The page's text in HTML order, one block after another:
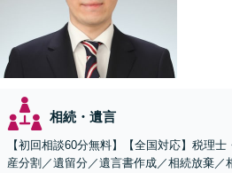
相続・遺言
【初回相談60分無料】【全国対応】税理
産分割／遺留分／遺言書作成／相続放棄／